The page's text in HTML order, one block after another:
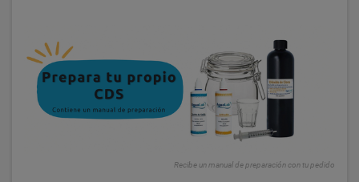
Recibe un manual de preparación con tu pedido